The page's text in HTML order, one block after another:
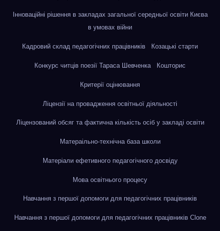
Інноваційні рішення в закладах загальної середньої освіти Києва
в умовах війни
Кадровий склад педагогічних працівників Козацькі старти
Конкурс читців поезії Тараса Шевченка Кошторис
Критерії оцінювання
Ліцензії на провадження освітньої діяльності
Ліцензований обсяг та фактична кількість осіб у закладі освіти
Матераільно-технічна база школи
Матеріали ефетивного педагогічного досвіду
Мова освітнього процесу
Навчання з першої допомоги для педагогічних працівників
Навчання з першої допомоги для педагогічних працівників Clone